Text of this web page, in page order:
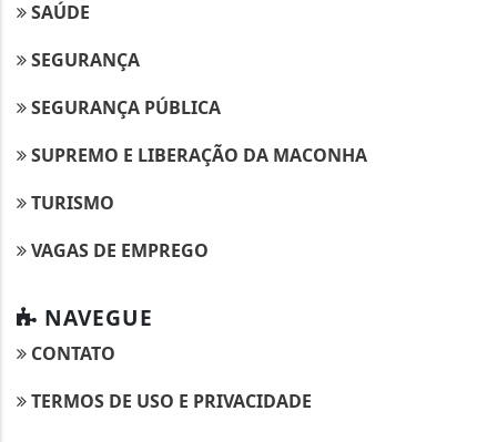
SAÚDE
SEGURANÇA
SEGURANÇA PÚBLICA
SUPREMO E LIBERAÇÃO DA MACONHA
TURISMO
VAGAS DE EMPREGO
NAVEGUE
CONTATO
TERMOS DE USO E PRIVACIDADE